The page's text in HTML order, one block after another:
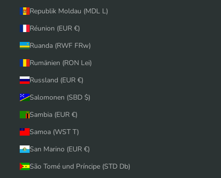
Republik Moldau (MDL L)
Réunion (EUR €)
Ruanda (RWF FRw)
Rumänien (RON Lei)
Russland (EUR €)
Salomonen (SBD $)
Sambia (EUR €)
Samoa (WST T)
San Marino (EUR €)
São Tomé und Príncipe (STD Db)